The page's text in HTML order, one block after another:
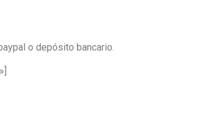
o depósito bancario.